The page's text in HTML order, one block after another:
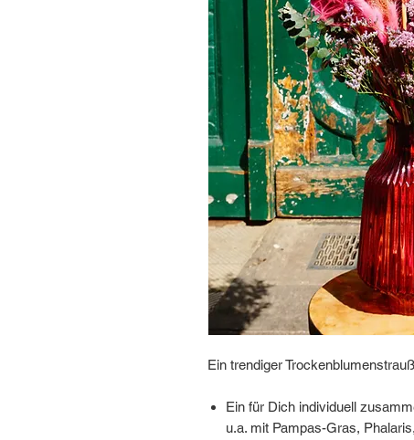
Ein trendiger
Ein für Dich individuell
u.a. mit Pampas-Gras,